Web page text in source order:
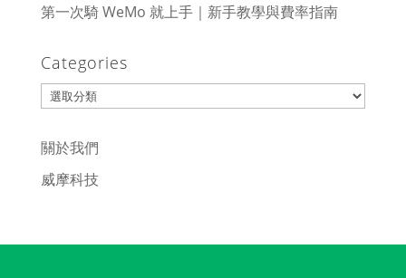
第一次騎 WeMo 就上手｜新手教學與費率指南
Categories
Categories
關於我們
威摩科技